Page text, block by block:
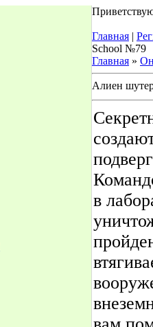
Главная |
School №79
Главная »
Алиен
в